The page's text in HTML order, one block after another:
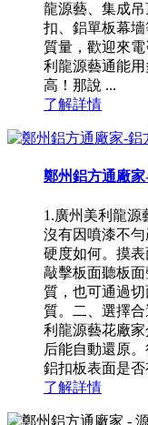
龍源藝、集成
扣、鋁單板幕
質量，歡迎來
利龍源藝通能
高！那說 ...
了解詳情
鄭州鋁方通廠
1.廣州美利龍源
沒有因噴漆不
硬度如何。摸
敲擊板面聽板
質，也可通過
質。二、選擇
利龍源藝花廠
后能自動還原
鋁扣板表面是否
了解詳情